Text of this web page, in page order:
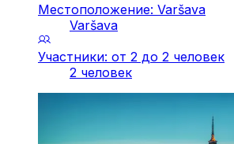
Местоположение: Varšava
Varšava
Участники: от 2 до 2 человек
2 человек